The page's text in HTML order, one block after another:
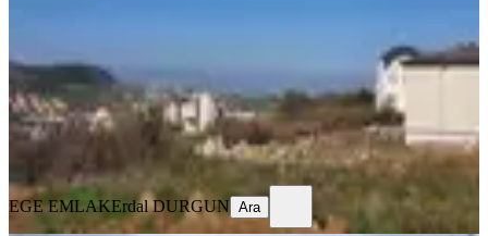
EGE EMLAKErdal DURGUN
EGE EMLAKErdal DURGUN Ara